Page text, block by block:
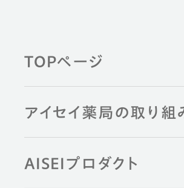
TOPページ
アイセイ薬局の取り組
AISEIプロダクト